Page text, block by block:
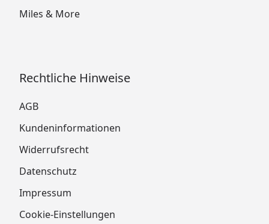
Miles & More
Rechtliche Hinweise
AGB
Kundeninformationen
Widerrufsrecht
Datenschutz
Impressum
Cookie-Einstellungen